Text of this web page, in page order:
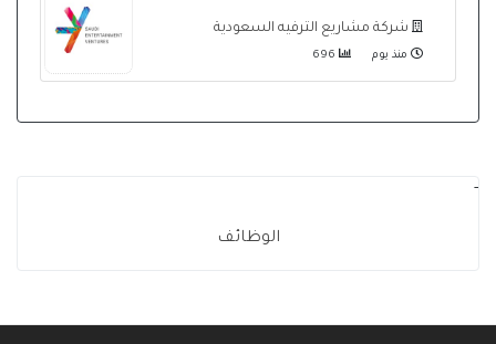
شركة مشاريع الترفيه السعودية
منذ يوم
-
الوظائف